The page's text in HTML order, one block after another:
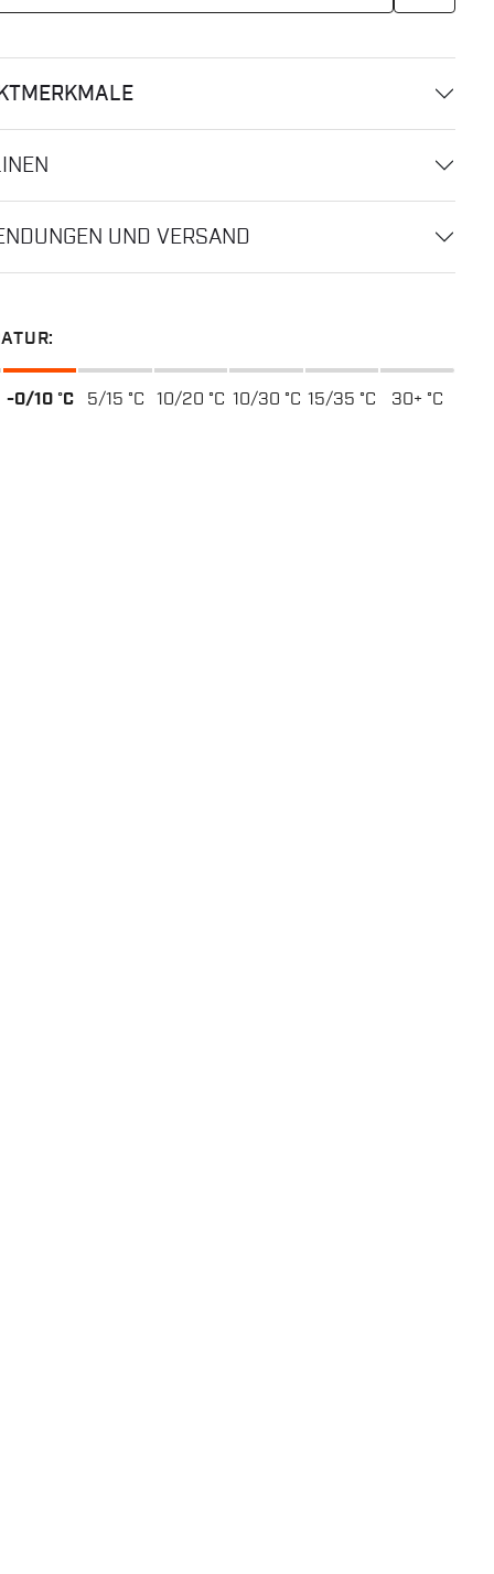
UND VERSAND
-0/10 °C 5/15 °C 10/20 °C 10/30 °C 15/35 °C 30+ °C